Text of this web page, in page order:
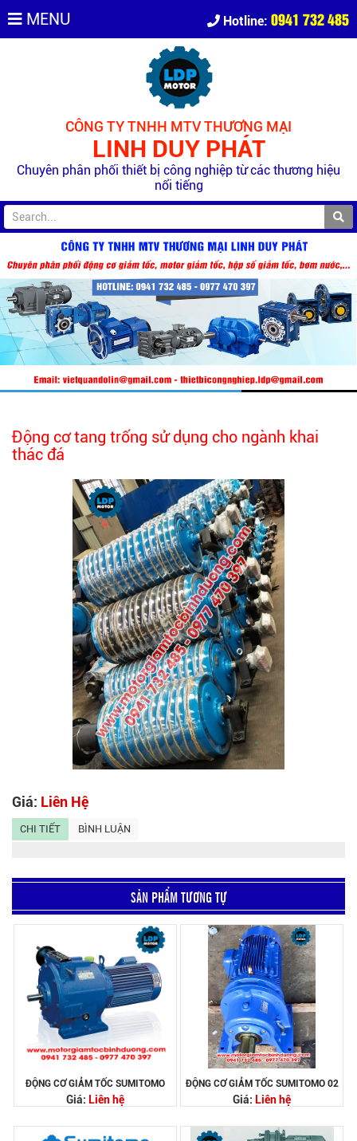
MENU Hotline: 0941 732 485
CÔNG TY TNHH MTV THƯƠNG MẠI
LINH DUY PHÁT
Chuyên phân phối thiết bị công nghiệp từ các thương hiệu
nổi tiếng
Động cơ tang trống sử dụng cho ngành khai
thác đá
Giá: Liên Hệ
CHI TIẾT BÌNH LUẬN
SẢN PHẨM TƯƠNG TỰ
ĐỘNG CƠ GIẢM TỐC SUMITOMO
Giá: Liên hệ
ĐỘNG CƠ GIẢM TỐC SUMITOMO 02
Giá: Liên hệ